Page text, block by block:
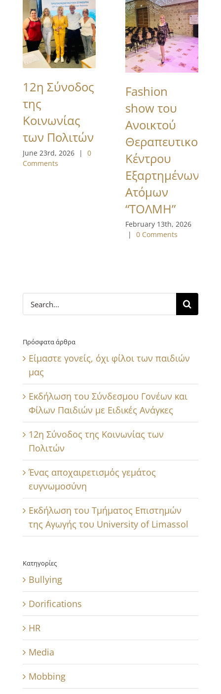
12η Σύνοδος
της
Κοινωνίας
των Πολιτών
June 23rd, 2026 |
0
Comments
Fashion
show του
Ανοικτού
Θεραπευτικού
Κέντρου
Εξαρτημένων
Ατόμων
“ΤΟΛΜΗ”
February 13th, 2026
|
0 Comments
Search
for:
Πρόσφατα άρθρα
Είμαστε γονείς, όχι φίλοι των παιδιών
μας
Εκδήλωση του Σύνδεσμου Γονέων και
Φίλων Παιδιών με Ειδικές Ανάγκες
12η Σύνοδος της Κοινωνίας των
Πολιτών
Ένας αποχαιρετισμός γεμάτος
ευγνωμοσύνη
Εκδήλωση του Τμήματος Επιστημών
της Αγωγής του University of Limassol
Κατηγορίες
Bullying
Dorifications
HR
Media
Mobbing